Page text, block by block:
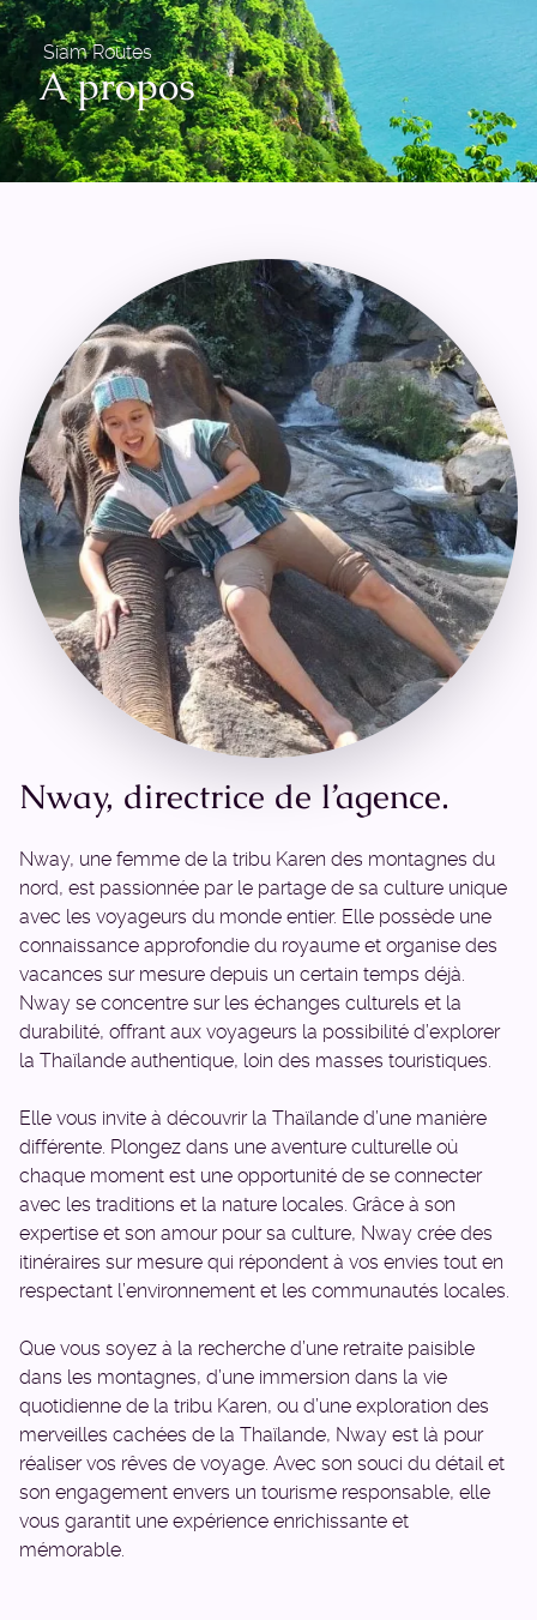
Siam Routes
A propos
Nway, directrice de l’agence.
Nway, une femme de la tribu Karen des montagnes du
nord, est passionnée par le partage de sa culture unique
avec les voyageurs du monde entier. Elle possède une
connaissance approfondie du royaume et organise des
vacances sur mesure depuis un certain temps déjà.
Nway se concentre sur les échanges culturels et la
durabilité, offrant aux voyageurs la possibilité d’explorer
la Thaïlande authentique, loin des masses touristiques.
Elle vous invite à découvrir la Thaïlande d’une manière
différente. Plongez dans une aventure culturelle où
chaque moment est une opportunité de se connecter
avec les traditions et la nature locales. Grâce à son
expertise et son amour pour sa culture, Nway crée des
itinéraires sur mesure qui répondent à vos envies tout en
respectant l’environnement et les communautés locales.
Que vous soyez à la recherche d’une retraite paisible
dans les montagnes, d’une immersion dans la vie
quotidienne de la tribu Karen, ou d’une exploration des
merveilles cachées de la Thaïlande, Nway est là pour
réaliser vos rêves de voyage. Avec son souci du détail et
son engagement envers un tourisme responsable, elle
vous garantit une expérience enrichissante et
mémorable.